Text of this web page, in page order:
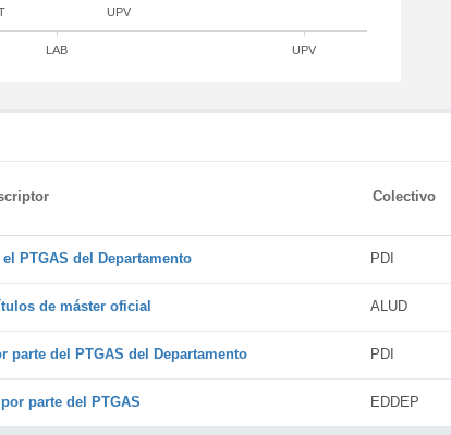
UPV
LAB UPV
Colectivo
PTGAS del Departamento PDI
de máster oficial ALUD
parte del PTGAS del Departamento PDI
parte del PTGAS EDDEP